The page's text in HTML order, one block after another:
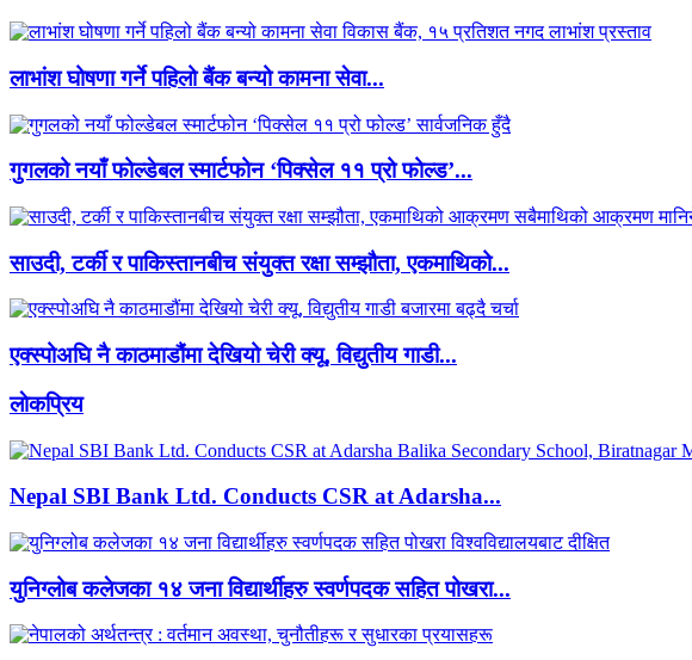
लाभांश घोषणा गर्ने पहिलो बैंक बन्यो कामना सेवा...
गुगलको नयाँ फोल्डेबल स्मार्टफोन ‘पिक्सेल ११ प्रो फोल्ड’...
साउदी, टर्की र पाकिस्तानबीच संयुक्त रक्षा सम्झौता, एकमाथिको...
एक्स्पोअघि नै काठमाडौंमा देखियो चेरी क्यू, विद्युतीय गाडी...
लाेकप्रिय
Nepal SBI Bank Ltd. Conducts CSR at Adarsha...
युनिग्लोब कलेजका १४ जना विद्यार्थीहरु स्वर्णपदक सहित पोखरा...